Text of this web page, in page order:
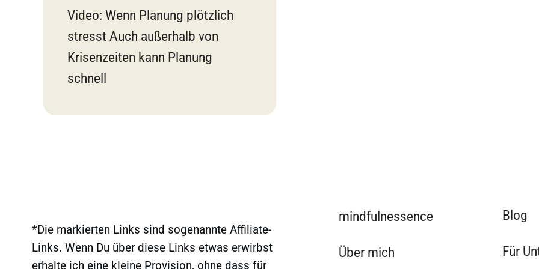
Video: Wenn Planung plötzlich
stresst Auch außerhalb von
Krisenzeiten kann Planung
schnell
*Die markierten Links sind sogenannte Affiliate-
Links. Wenn Du über diese Links etwas erwirbst
erhalte ich eine kleine Provision, ohne dass für
mindfulnessence
Über mich
Blog
Für